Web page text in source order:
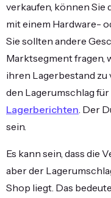
verkaufen, können Sie
mit einem Hardware-
Sie sollten andere
Marktsegment fragen,
ihren Lagerbestand zu
den Lagerumschlag
Lagerberichten. Der
sein.
Es kann sein, dass die
aber der
Shop liegt. Das